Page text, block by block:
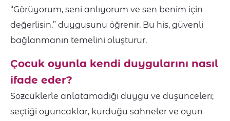
“Görüyorum, seni anlıyorum ve sen benim için
değerlisin.” duygusunu öğrenir. Bu his, güvenli
bağlanmanın temelini oluşturur.
Çocuk oyunla kendi duygularını nasıl
ifade eder?
Sözcüklerle anlatamadığı duygu ve düşünceleri;
seçtiği oyuncaklar, kurduğu sahneler ve oyun